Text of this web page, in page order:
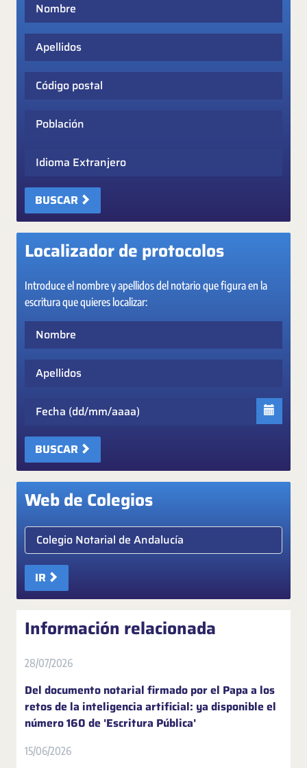
Apellidos
Código postal
Población
Idioma Extranjero
BUSCAR
Localizador de protocolos
Introduce el nombre y apellidos del notario que figura en la
escritura que quieres localizar:
Apellidos
BUSCAR
Web de Colegios
Elige colegio notarial
IR
Información relacionada
28/07/2026
Del documento notarial firmado por el Papa a los
retos de la inteligencia artificial: ya disponible el
número 160 de 'Escritura Pública'
15/06/2026